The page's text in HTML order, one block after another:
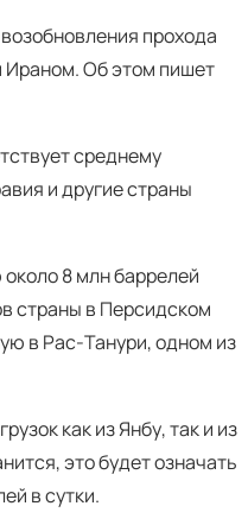
прохода
Ираном. Об этом пишет
среднему
и другие страны
8 млн баррелей
страны в Персидском
в Рас-Танури, одном из
как из Янбу, так и из
это будет означать
в сутки.